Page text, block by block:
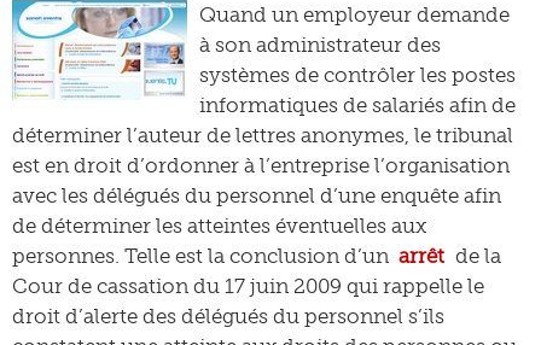
Quand un employeur demande
à son administrateur des
systèmes de contrôler les postes
informatiques de salariés afin de
déterminer l’auteur de lettres anonymes, le tribunal
est en droit d’ordonner à l’entreprise l’organisation
avec les délégués du personnel d’une enquête afin
de déterminer les atteintes éventuelles aux
personnes. Telle est la conclusion d’un arrêt de la
Cour de cassation du 17 juin 2009 qui rappelle le
droit d’alerte des délégués du personnel s’ils